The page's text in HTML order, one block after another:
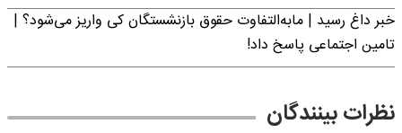
خبر داغ رسید | مابه‌التفاوت حقوق بازنشستگان کی واریز می‌شود؟ |
تامین اجتماعی پاسخ داد!
نظرات بینندگان